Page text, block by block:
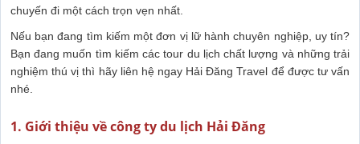
chuyến đi một cách trọn vẹn nhất.
Nếu bạn đang tìm kiếm một đơn vị lữ hành chuyên nghiệp, uy tín?
Bạn đang muốn tìm kiếm các tour du lịch chất lượng và những trải
nghiệm thú vị thì hãy liên hệ ngay Hải Đăng Travel để được tư vấn
nhé.
1. Giới thiệu về công ty du lịch Hải Đăng